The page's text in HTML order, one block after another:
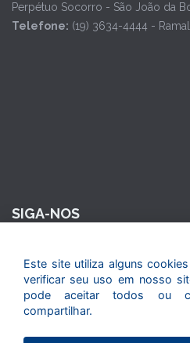
Perpétuo Socorro - São João da
Telefone: (19) 3634-4444 -
SIGA-NOS
Este site utiliza alguns
verificar seu uso em nosso
pode aceitar todos ou
compartilhar.